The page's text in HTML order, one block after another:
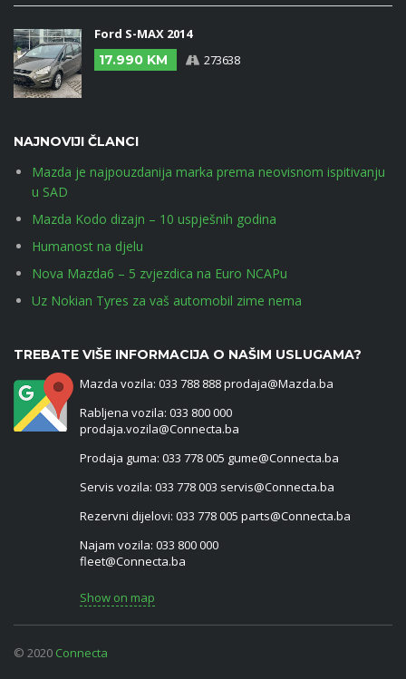
Ford S-MAX 2014
17.990 KM
273638
NAJNOVIJI ČLANCI
Mazda je najpouzdanija marka prema neovisnom ispitivanju
u SAD
Mazda Kodo dizajn – 10 uspješnih godina
Humanost na djelu
Nova Mazda6 – 5 zvjezdica na Euro NCAPu
Uz Nokian Tyres za vaš automobil zime nema
TREBATE VIŠE INFORMACIJA O NAŠIM USLUGAMA?
Mazda vozila: 033 788 888 prodaja@Mazda.ba
Rabljena vozila: 033 800 000
prodaja.vozila@Connecta.ba
Prodaja guma: 033 778 005 gume@Connecta.ba
Servis vozila: 033 778 003 servis@Connecta.ba
Rezervni dijelovi: 033 778 005 parts@Connecta.ba
Najam vozila: 033 800 000
fleet@Connecta.ba
Show on map
© 2020 Connecta